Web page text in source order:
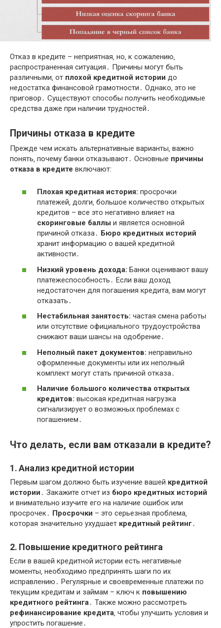
Отказ в кредите – неприятная‚ но‚ к сожалению‚
распространенная ситуация․ Причины могут быть
различными‚ от плохой кредитной истории до
недостатка финансовой грамотности․ Однако‚ это не
приговор․ Существуют способы получить необходимые
средства даже при наличии трудностей․
Причины отказа в кредите
Прежде чем искать альтернативные варианты‚ важно
понять‚ почему банки отказывают․ Основные причины
отказа в кредите включают:
Плохая кредитная история: просрочки
платежей‚ долги‚ большое количество открытых
кредитов – все это негативно влияет на
скоринговые баллы и является основной
причиной отказа․ Бюро кредитных историй
хранит информацию о вашей кредитной
активности․
Низкий уровень дохода: Банки оценивают вашу
платежеспособность․ Если ваш доход
недостаточен для погашения кредита‚ вам могут
отказать․
Нестабильная занятость: частая смена работы
или отсутствие официального трудоустройства
снижают ваши шансы на одобрение․
Неполный пакет документов: неправильно
оформленные документы или их неполный
комплект могут стать причиной отказа․
Наличие большого количества открытых
кредитов: высокая кредитная нагрузка
сигнализирует о возможных проблемах с
погашением․
Что делать‚ если вам отказали в кредите?
1․ Анализ кредитной истории
Первым шагом должно быть изучение вашей кредитной
истории ․ Закажите отчет из бюро кредитных историй
и внимательно изучите его на наличие ошибок или
просрочек․ Просрочки – это серьезная проблема‚
которая значительно ухудшает кредитный рейтинг․
2․ Повышение кредитного рейтинга
Если в вашей кредитной истории есть негативные
моменты‚ необходимо предпринять шаги по их
исправлению․ Регулярные и своевременные платежи по
текущим кредитам и займам – ключ к повышению
кредитного рейтинга․ Также можно рассмотреть
рефинансирование кредита ‚ чтобы улучшить условия и
упростить погашение․